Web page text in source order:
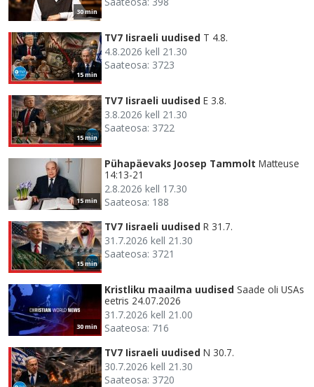
30 min
15 min
TV7 Iisraeli uudised T 4.8.
4.8.2026 kell 21.30
Saateosa: 3723
15 min
TV7 Iisraeli uudised E 3.8.
3.8.2026 kell 21.30
Saateosa: 3722
15 min
Pühapäevaks Joosep Tammolt Matteuse
14:13-21
2.8.2026 kell 17.30
Saateosa: 188
15 min
TV7 Iisraeli uudised R 31.7.
31.7.2026 kell 21.30
Saateosa: 3721
30 min
Kristliku maailma uudised Saade oli USAs
eetris 24.07.2026
31.7.2026 kell 21.00
Saateosa: 716
TV7 Iisraeli uudised N 30.7.
30.7.2026 kell 21.30
Saateosa: 3720